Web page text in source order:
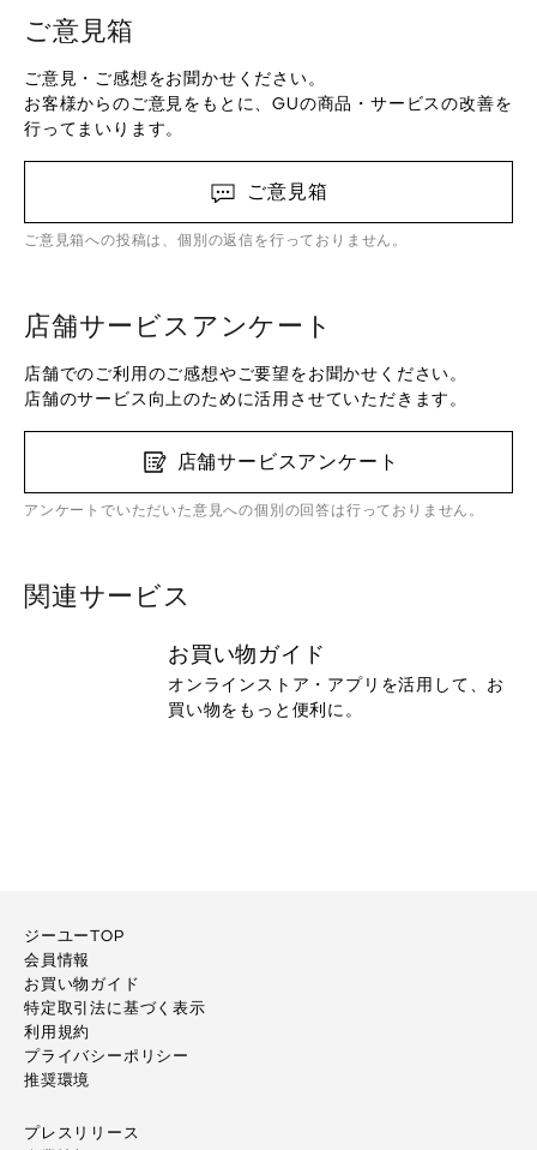
ご意見箱
ご意見・ご感想をお聞かせください。
お客様からのご意見をもとに、GUの商品・サービスの改善を
行ってまいります。
ご意見箱
ご意見箱への投稿は、個別の返信を行っておりません。
店舗サービスアンケート
店舗でのご利用のご感想やご要望をお聞かせください。
店舗のサービス向上のために活用させていただきます。
店舗サービスアンケート
アンケートでいただいた意見への個別の回答は行っておりません。
関連サービス
お買い物ガイド
オンラインストア・アプリを活用して、お
買い物をもっと便利に。
ジーユーTOP
会員情報
お買い物ガイド
特定取引法に基づく表示
利用規約
プライバシーポリシー
推奨環境
プレスリリース